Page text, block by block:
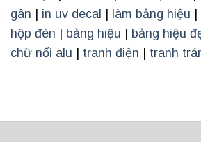
gân
in uv decal làm bảng hiệu
hộp đèn
bảng hiệu bảng hiệu
chữ nổi alu
tranh điện tranh